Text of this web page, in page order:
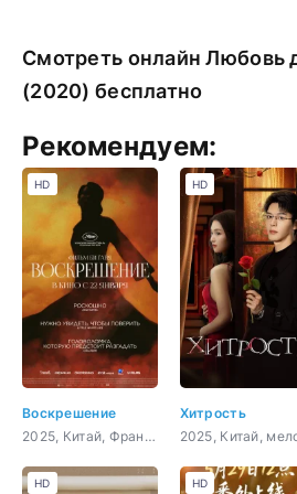
Смотреть онлайн Любовь
(2020) бесплатно
Рекомендуем:
Воскрешение
2025, Китай, Франция, фэнтези, драма
HD
Хитрость
HD
HD HD